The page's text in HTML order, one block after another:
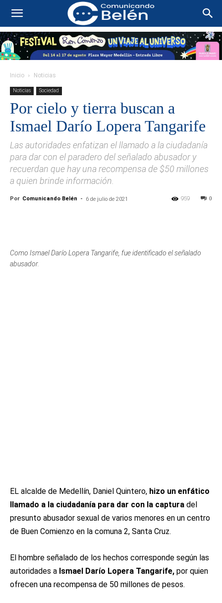
Inicio Noticias
Noticias Sociedad
Por cielo y tierra buscan a
Ismael Darío Lopera Tangarife
Las autoridades enfatizan el llamado a la ciudadanía
para dar con el paradero del señalado abusador y
recuerdan que hay una recompensa de $50 millones
a quien brinde información.
Por Comunicando Belén - 6 de julio de 2021 0
959
Como Ismael Darío Lopera Tangarife, fue identificado el señalado
abusador.
EL alcalde de Medellín, Daniel Quintero, hizo un enfático
llamado a la ciudadanía para dar con la captura del
presunto abusador sexual de varios menores en un centro
de Buen Comienzo en la comuna 2, Santa Cruz.
El hombre señalado de los hechos corresponde según las
autoridades a Ismael Darío Lopera Tangarife, por quien
ofrecen una recompensa de 50 millones de pesos.